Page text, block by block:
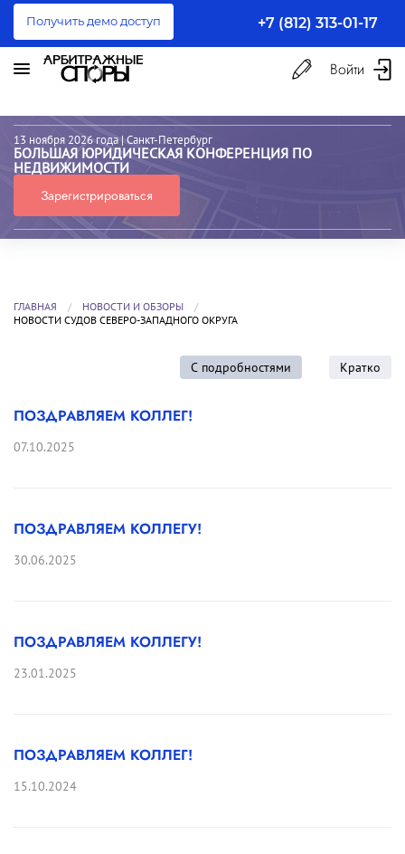
Получить демо доступ +7 (812) 313-01-17
Войти
13 ноября 2026 года | Санкт-Петербург
БОЛЬШАЯ ЮРИДИЧЕСКАЯ КОНФЕРЕНЦИЯ ПО
НЕДВИЖИМОСТИ
Зарегистрироваться
ГЛАВНАЯ
НОВОСТИ И ОБЗОРЫ
НОВОСТИ СУДОВ СЕВЕРО-ЗАПАДНОГО ОКРУГА
С подробностями Кратко
ПОЗДРАВЛЯЕМ КОЛЛЕГ!
07.10.2025
ПОЗДРАВЛЯЕМ КОЛЛЕГУ!
30.06.2025
ПОЗДРАВЛЯЕМ КОЛЛЕГУ!
23.01.2025
ПОЗДРАВЛЯЕМ КОЛЛЕГ!
15.10.2024